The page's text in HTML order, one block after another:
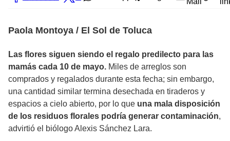
Paola Montoya / El Sol de Toluca
Las flores siguen siendo el regalo predilecto para las
mamás cada 10 de mayo. Miles de arreglos son
comprados y regalados durante esta fecha; sin embargo,
una cantidad similar termina desechada en tiraderos y
espacios a cielo abierto, por lo que una mala disposición
de los residuos florales podría generar contaminación,
advirtió el biólogo Alexis Sánchez Lara.